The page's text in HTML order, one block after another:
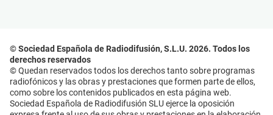
© Sociedad Española de Radiodifusión, S.L.U. 2026. Todos los
derechos reservados
© Quedan reservados todos los derechos tanto sobre programas
radiofónicos y las obras y prestaciones que formen parte de ellos,
como sobre los contenidos publicados en esta página web.
Sociedad Española de Radiodifusión SLU ejerce la oposición